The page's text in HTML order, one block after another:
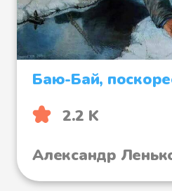
Баю-Бай,
2.2 K
Александр